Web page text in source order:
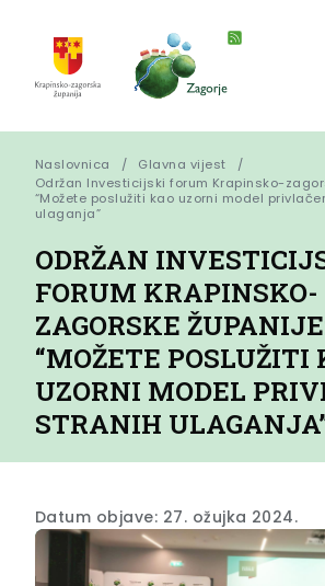
Naslovnica
Glavna vijest
Održan Investicijski forum Krapinsko-
“Možete poslužiti kao uzorni model
ulaganja”
ODRŽAN
FORUM KRAPINSKO-
ZAGORSKE
“MOŽETE POSLUŽITI
UZORNI MODEL
STRANIH
Datum objave: 27. ožujka 2024.